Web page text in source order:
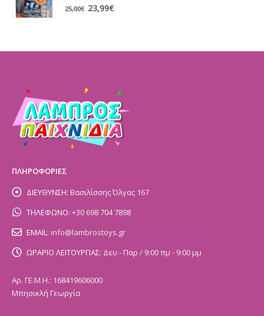
out of 5
25,00€ Original
25,00€.
23,99€
είναι:
ΠΛΗΡΟΦΟΡΙΕΣ
ΔΙΕΥΘΥΝΣΗ: Βασιλίσσης Όλγας 167
ΤΗΛΕΦΩΝΟ: +30 698 704 7898
EMAIL: info@lambrostoys.gr
ΩΡΑΡΙΟ ΛΕΙΤΟΥΡΓΙΑΣ: Δευ - Παρ / 9:00 πμ - 9:00 μμ
Αρ. ΓΕ.Μ.Η.: 168419606000
Μπησικλή Γεωργία